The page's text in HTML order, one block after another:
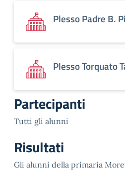
Plesso Padre B.
Plesso Torquato
Partecipanti
Tutti gli alunni
Risultati
Gli alunni della primaria